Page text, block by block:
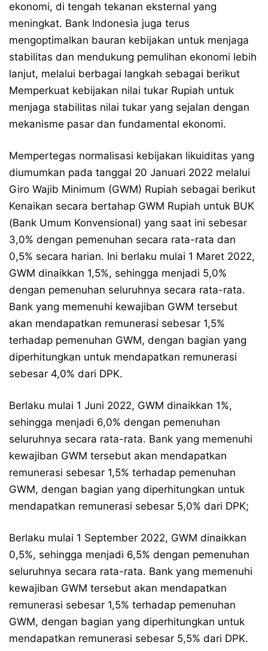
ekonomi, di tengah tekanan eksternal yang
meningkat. Bank Indonesia juga terus
mengoptimalkan bauran kebijakan untuk menjaga
stabilitas dan mendukung pemulihan ekonomi lebih
lanjut, melalui berbagai langkah sebagai berikut
Memperkuat kebijakan nilai tukar Rupiah untuk
menjaga stabilitas nilai tukar yang sejalan dengan
mekanisme pasar dan fundamental ekonomi.
Mempertegas normalisasi kebijakan likuiditas yang
diumumkan pada tanggal 20 Januari 2022 melalui
Giro Wajib Minimum (GWM) Rupiah sebagai berikut
Kenaikan secara bertahap GWM Rupiah untuk BUK
(Bank Umum Konvensional) yang saat ini sebesar
3,0% dengan pemenuhan secara rata-rata dan
0,5% secara harian. Ini berlaku mulai 1 Maret 2022,
GWM dinaikkan 1,5%, sehingga menjadi 5,0%
dengan pemenuhan seluruhnya secara rata-rata.
Bank yang memenuhi kewajiban GWM tersebut
akan mendapatkan remunerasi sebesar 1,5%
terhadap pemenuhan GWM, dengan bagian yang
diperhitungkan untuk mendapatkan remunerasi
sebesar 4,0% dari DPK.
Berlaku mulai 1 Juni 2022, GWM dinaikkan 1%,
sehingga menjadi 6,0% dengan pemenuhan
seluruhnya secara rata-rata. Bank yang memenuhi
kewajiban GWM tersebut akan mendapatkan
remunerasi sebesar 1,5% terhadap pemenuhan
GWM, dengan bagian yang diperhitungkan untuk
mendapatkan remunerasi sebesar 5,0% dari DPK;
Berlaku mulai 1 September 2022, GWM dinaikkan
0,5%, sehingga menjadi 6,5% dengan pemenuhan
seluruhnya secara rata-rata. Bank yang memenuhi
kewajiban GWM tersebut akan mendapatkan
remunerasi sebesar 1,5% terhadap pemenuhan
GWM, dengan bagian yang diperhitungkan untuk
mendapatkan remunerasi sebesar 5,5% dari DPK.